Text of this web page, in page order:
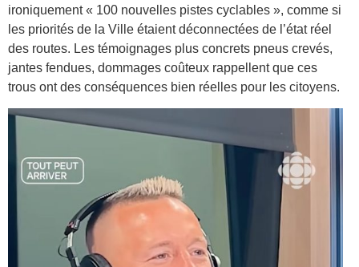
ironiquement « 100 nouvelles pistes cyclables », comme si
les priorités de la Ville étaient déconnectées de l’état réel
des routes. Les témoignages plus concrets pneus crevés,
jantes fendues, dommages coûteux rappellent que ces
trous ont des conséquences bien réelles pour les citoyens.